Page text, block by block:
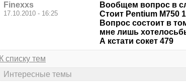
Finexxs
17.10.2010 - 16:25
Вообщем вопрос в
Стоит Pentium M750
Вопрос состоит в
мне лишь
А кстати сокет 479
К списку тем
Интересные темы